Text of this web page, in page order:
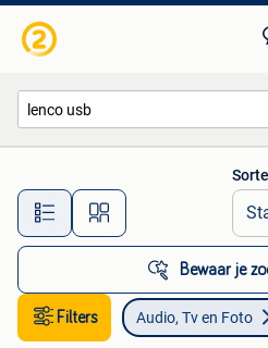
Alle
Bewaar je
Filters Audio, Tv en Foto